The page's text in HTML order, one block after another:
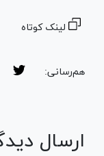
لینک کوتاه
هم‌رسانی:
ارسال